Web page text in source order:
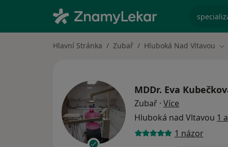
Hlavní Stránka Zubař Hluboká Nad Vltavou
MDDr. Eva
Zubař · Více
Hluboká nad Vltavou 1
1 názor